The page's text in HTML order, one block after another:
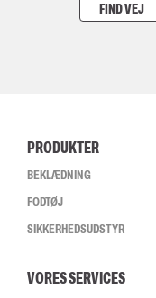
FIND VEJ
PRODUKTER
BEKLÆDNING
FODTØJ
SIKKERHEDSUDSTYR
VORES SERVICES